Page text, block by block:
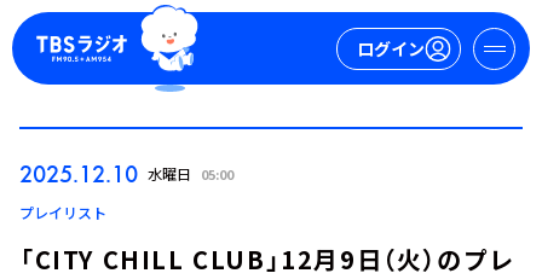
ログイン
2025.12.10 水曜日 05:00
プレイリスト
「CITY CHILL CLUB」12月9日（火）のプレ